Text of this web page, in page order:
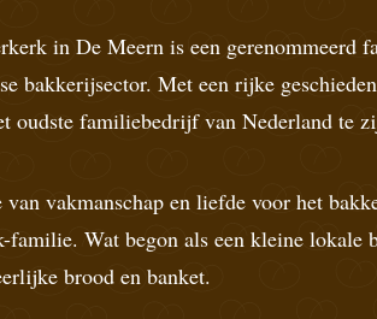
in De Meern is een gerenommeerd
bakkerijsector. Met een rijke
oudste familiebedrijf van Nederland te
vakmanschap en liefde voor het
familie. Wat begon als een kleine
brood en banket.